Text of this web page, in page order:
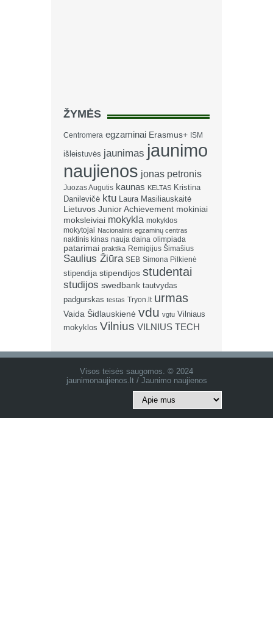
ŽYMĖS
Centromera egzaminai Erasmus+ ISM
išleistuvės jaunimas jaunimo
naujienos jonas petronis
Juozas Augutis kaunas KELTAS Kristina
Danilevičė ktu Laura Masiliauskaitė
Lietuvos Junior Achievement mokiniai
moksleiviai mokykla mokyklos
mokytojai Nacionalinis egzaminų centras
naktinis kinas nauja daina olimpiada
patarimai praktika Remigijus Šimašius
Saulius Žiūra SEB Simona Pilkienė
stipendija stipendijos studentai
studijos swedbank tautvydas
padgurskas testas Tryon.lt urmas
Vaida Šidlauskienė vdu vgtu Vilniaus
mokyklos Vilnius VILNIUS TECH
Visos teisės saugomos. © 2024
jaunimonaujienos.lt / Jaunimo naujienos